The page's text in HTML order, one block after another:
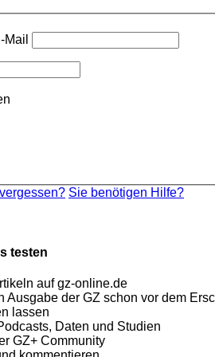
Sie benötigen Hilfe?
testen
auf gz-online.de
Ausgabe der GZ schon vor dem
lassen
Daten und Studien
GZ+ Community